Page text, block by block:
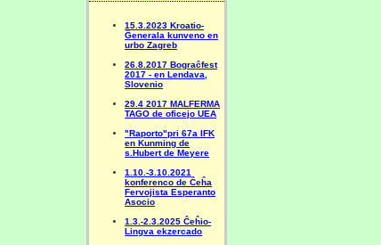
15.3.2023 Kroatio-
Ĝenerala kunveno en
urbo Zagreb
26.8.2017 Bograĉfest
2017 - en Lendava,
Slovenio
29.4 2017 MALFERMA
TAGO de oficejo UEA
"Raporto"pri 67a IFK
en Kunming de
s.Hubert de Meyere
1.10.-3.10.2021
konferenco de Ĉeĥa
Fervojista Esperanto
Asocio
1.3.-2.3.2025 Ĉeĥio-
Lingva ekzercado